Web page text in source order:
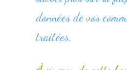
données de vos
traitées.